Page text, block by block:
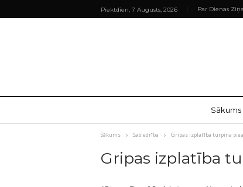
Piektdien, 7 Augusts, 2026 Par Dienas
Sākums
Sākums Sabiedrība Gripas izplatība turpina
Gripas izplatība